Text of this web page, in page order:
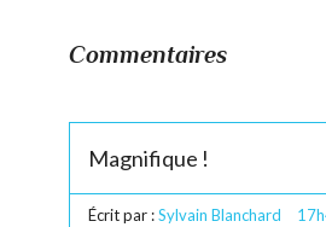
Commentaires
Magnifique !
Écrit par :Sylvain Blanchard